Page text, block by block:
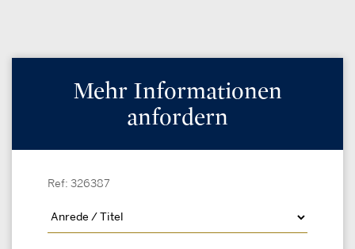
Mehr Informationen
anfordern
Ref: 326387